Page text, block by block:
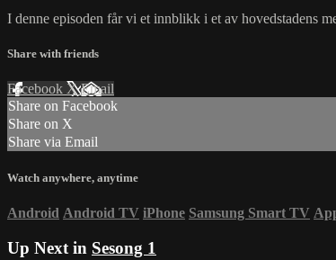
I denne episoden får vi et innblikk i et av hovedstadens
Share with friends
Facebook XEmail
Share on Facebook
Share on X
Share via Email
Watch anywhere, anytime
Android Android TV iPhone Samsung Smart TV
Up Next in Sesong 1